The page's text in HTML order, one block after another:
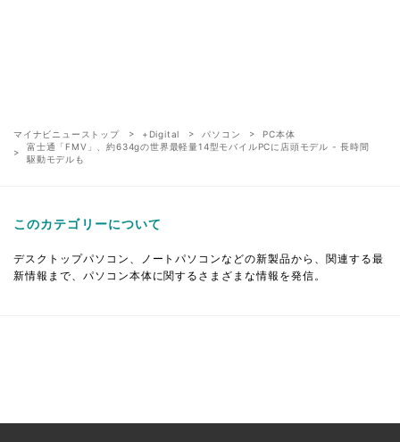
マイナビニューストップ +Digital パソコン
PC本体
富士通「FMV」、約634gの世界最軽量14型モバイルPCに店頭モデル - 長時間
駆動モデルも
このカテゴリーについて
デスクトップパソコン、ノートパソコンなどの新製品から、関連する最
新情報まで、パソコン本体に関するさまざまな情報を発信。